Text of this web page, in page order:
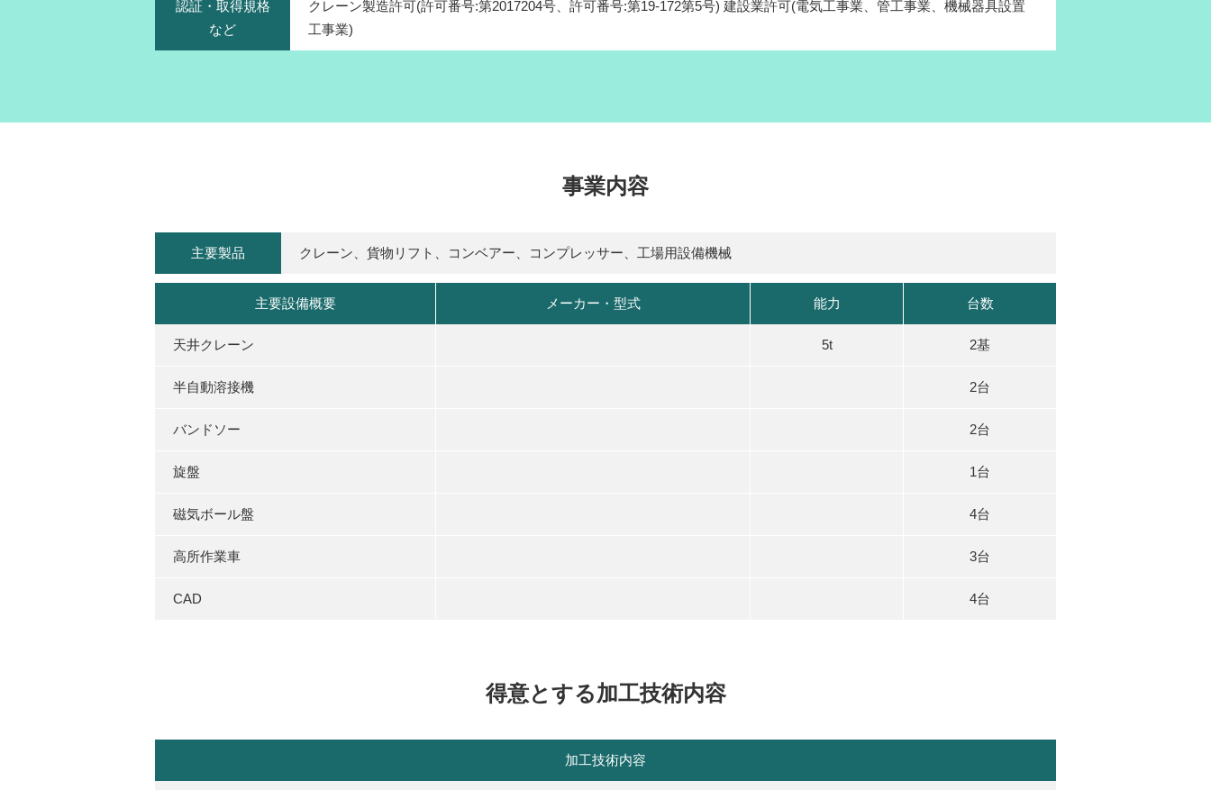
認証・取得規格
など
クレーン製造許可(許可番号:第2017204号、許可番号:第19-172第5号) 建設業許可(電気工事業、管工事業、機械器具設置
工事業)
事業内容
主要製品 クレーン、貨物リフト、コンベアー、コンプレッサー、工場用設備機械
主要設備概要 メーカー・型式 能力 台数
天井クレーン 5t 2基
半自動溶接機 2台
バンドソー 2台
旋盤 1台
磁気ボール盤 4台
高所作業車 3台
CAD 4台
得意とする加工技術内容
加工技術内容